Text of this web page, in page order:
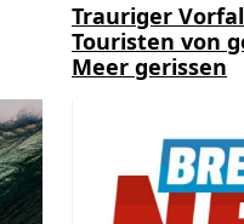
Trauriger
Touristen von
Meer gerissen